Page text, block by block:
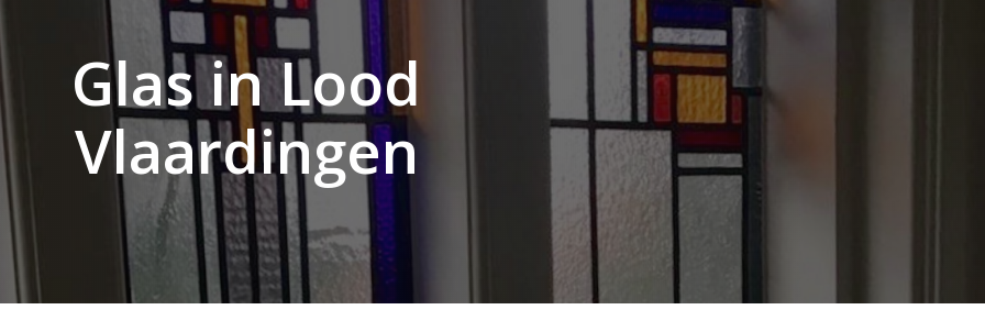
Glas in Lood
Vlaardingen